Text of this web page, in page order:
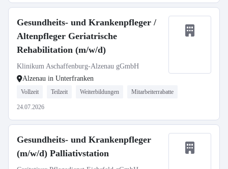
Gesundheits- und Krankenpfleger /
Altenpfleger Geriatrische
Rehabilitation (m/w/d)
Klinikum Aschaffenburg-Alzenau gGmbH
Alzenau in Unterfranken
Vollzeit Teilzeit Weiterbildungen Mitarbeiterrabatte
24.07.2026
Gesundheits- und Krankenpfleger
(m/w/d) Palliativstation